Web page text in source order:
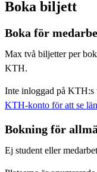
Boka biljett
Boka för
Max två biljetter per
KTH.
Inte inloggad på KTH:s
KTH-konto för att se
Bokning för
Ej student eller